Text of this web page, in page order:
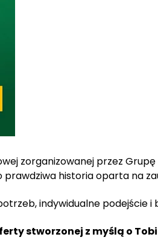
zorganizowanej przez
historia oparta na
indywidualne podejście
stworzonej z myślą o